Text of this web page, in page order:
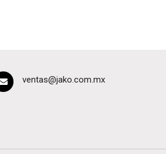
ventas@jako.com.mx